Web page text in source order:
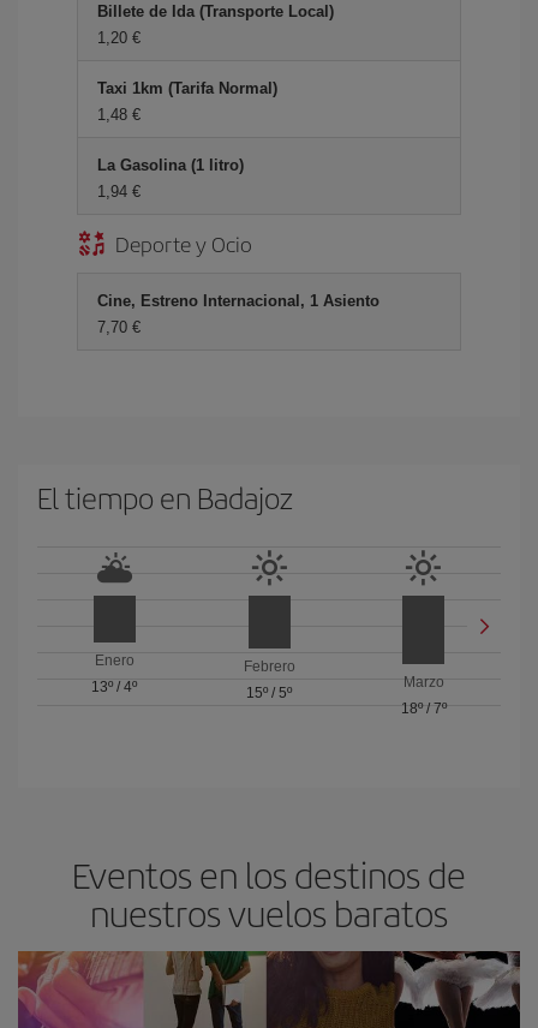
Billete de Ida (Transporte Local)
1,20 €
Taxi 1km (Tarifa Normal)
1,48 €
La Gasolina (1 litro)
1,94 €
Deporte y Ocio
Cine, Estreno Internacional, 1 Asiento
7,70 €
El tiempo en Badajoz
Enero
13º /4º
Febrero
15º / 5º
Marzo
18º/ 7º
Eventos en los destinos de
nuestros vuelos baratos